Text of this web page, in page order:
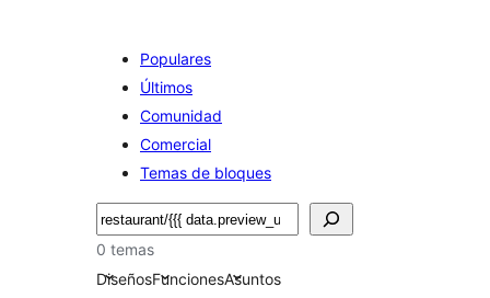
Populares
Últimos
Comunidad
Comercial
Temas de bloques
Buscar
0 temas
DiseñosFuncionesAsuntos